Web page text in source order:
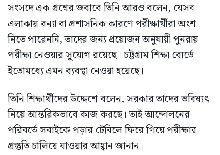
সংসদে এক প্রশ্নের জবাবে তিনি আরও বলেন, যেসব
এলাকায় বন্যা বা প্রশাসনিক কারণে পরীক্ষার্থীরা অংশ
নিতে পারেননি, তাদের জন্য প্রয়োজন অনুযায়ী পুনরায়
পরীক্ষা নেওয়ার সুযোগ রয়েছে। চট্টগ্রাম শিক্ষা বোর্ডে
ইতোমধ্যে এমন ব্যবস্থা নেওয়া হয়েছে।
তিনি শিক্ষার্থীদের উদ্দেশে বলেন, সরকার তাদের ভবিষ্যৎ
নিয়ে আন্তরিকভাবে কাজ করছে। তাই আন্দোলনের
পরিবর্তে সবাইকে পড়ার টেবিলে ফিরে গিয়ে পরীক্ষার
প্রস্তুতি চালিয়ে যাওয়ার আহ্বান জানান।